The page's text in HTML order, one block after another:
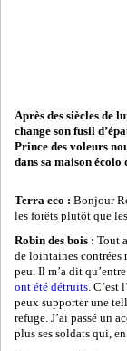
Après des siècles de
change son fusil
Prince des voleurs
dans sa maison écolo
Terra eco : Bonjour
les forêts plutôt que
Robin des bois : Tout
de lointaines contrées
peu. Il m’a dit
ont été détruits. C’est
peux supporter une
refuge. J’ai passé un
plus ses soldats qui,